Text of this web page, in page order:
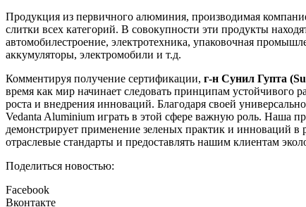
Продукция из первичного алюминия, производимая
слитки всех категорий. В совокупности эти продукты
автомобилестроение, электротехника, упаковочная
аккумуляторы, электромобили и т.д.
Комментируя получение сертификации, г-н Сунил Гупта
время как мир начинает следовать принципам устойчивого
роста и внедрения инноваций. Благодаря своей
Vedanta Aluminium играть в этой сфере важную роль. Наша
демонстрирует применение зеленых практик и инноваций
отраслевые стандарты и предоставлять нашим клиентам
Поделиться новостью:
Facebook
Вконтакте